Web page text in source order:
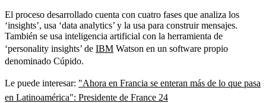
El proceso desarrollado cuenta con cuatro fases que analiza los
‘insights’, usa ‘data analytics’ y la usa para construir mensajes.
También se usa inteligencia artificial con la herramienta de
‘personality insights’ de IBM Watson en un software propio
denominado Cúpido.
Le puede interesar: "Ahora en Francia se enteran más de lo que pasa
en Latinoamérica": Presidente de France 24